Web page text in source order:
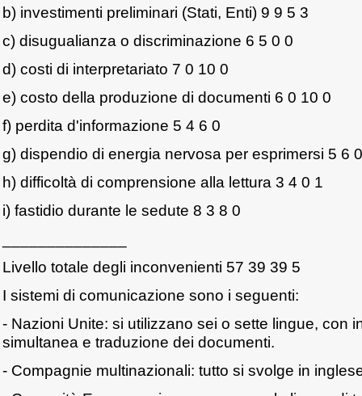
b) investimenti preliminari (Stati, Enti) 9 9 5 3
c) disugualianza o discriminazione 6 5 0 0
d) costi di interpretariato 7 0 10 0
e) costo della produzione di documenti 6 0 10 0
f) perdita d'informazione 5 4 6 0
g) dispendio di energia nervosa per esprimersi 5 6
h) difficoltà di comprensione alla lettura 3 4 0 1
i) fastidio durante le sedute 8 3 8 0
Livello totale degli inconvenienti 57 39 39 5
I sistemi di comunicazione sono i seguenti:
- Nazioni Unite: si utilizzano sei o sette lingue, con
simultanea e traduzione dei documenti.
- Compagnie multinazionali: tutto si svolge in